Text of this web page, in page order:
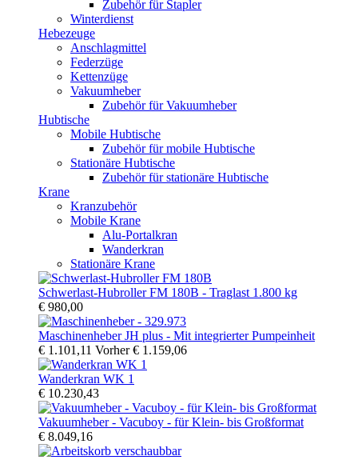
Zubehör für Stapler
Winterdienst
Hebezeuge
Anschlagmittel
Federzüge
Kettenzüge
Vakuumheber
Zubehör für Vakuumheber
Hubtische
Mobile Hubtische
Zubehör für mobile Hubtische
Stationäre Hubtische
Zubehör für stationäre Hubtische
Krane
Kranzubehör
Mobile Krane
Alu-Portalkran
Wanderkran
Stationäre Krane
Schwerlast-Hubroller FM 180B - Traglast 1.800 kg
€ 980,00
Maschinenheber JH plus - Mit integrierter Pumpeinheit
€ 1.101,11 Vorher€ 1.159,06
Wanderkran WK 1
€ 10.230,43
Vakuumheber - Vacuboy - für Klein- bis Großformat
€ 8.049,16